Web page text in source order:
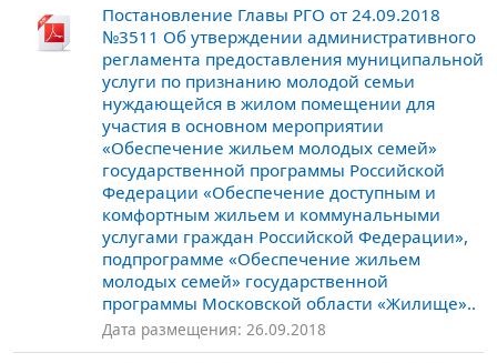
Постановление Главы РГО от 24.09.2018
№3511 Об утверждении административного
регламента предоставления муниципальной
услуги по признанию молодой семьи
нуждающейся в жилом помещении для
участия в основном мероприятии
«Обеспечение жильем молодых семей»
государственной программы Российской
Федерации «Обеспечение доступным и
комфортным жильем и коммунальными
услугами граждан Российской Федерации»,
подпрограмме «Обеспечение жильем
молодых семей» государственной
программы Московской области «Жилище»..
Дата размещения: 26.09.2018